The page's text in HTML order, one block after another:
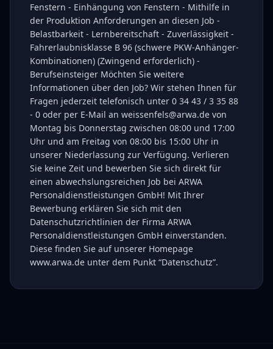
Fenstern - Einhängung von Fenstern - Mithilfe in
der Produktion Anforderungen an diesen Job -
Belastbarkeit - Lernbereitschaft - Zuverlässigkeit -
Fahrerlaubnisklasse B 96 (schwere PKW-Anhänger-
Kombinationen) (Zwingend erforderlich) -
Berufseinsteiger Möchten Sie weitere
Informationen über den Job? Wir stehen Ihnen für
Fragen jederzeit telefonisch unter 0 34 43 / 3 35 88
- 0 oder per E-Mail an weissenfels@arwa.de von
Montag bis Donnerstag zwischen 08:00 und 17:00
Uhr und am Freitag von 08:00 bis 15:00 Uhr in
unserer Niederlassung zur Verfügung. Verlieren
Sie keine Zeit und bewerben Sie sich direkt für
einen abwechslungsreichen Job bei ARWA
Personaldienstleistungen GmbH! Mit Ihrer
Bewerbung erklären Sie sich mit den
Datenschutzrichtlinien der Firma ARWA
Personaldienstleistungen GmbH einverstanden.
Diese finden Sie auf unserer Homepage
www.arwa.de unter dem Punkt “Datenschutz”.